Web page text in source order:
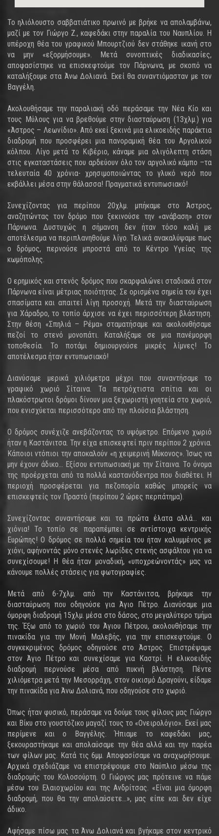
Το ηλιόλουστο σαββατιάτικο πρωινό με βρήκε να απολαμβάνω,
μαζί με τον Γιώργο Ζ., καφεδάκι στην παραλία του Ναυπλίου. Η
υπέροχη θέα του γραφικού Μπουρτζιού δεν στάθηκε ικανή στο
να μην «εξορμήσουμε». Μετά συνοπτικές διαδικασίες,
αποφασίστηκε να επισκεφτούμε τον Πάρνωνα, με σκοπό να
καταλήξουμε στα Άνω Δολιανά. Εκεί θα συναντιόμασταν με τον
Βαγγέλη.
Ακολουθήσαμε την παραλιακή οδό περάσαμε την Νέα Κίο και
τους Μύλους για να βρεθούμε στην διασταύρωση (13χλμ.) για
«Άστρος – Λεωνίδιο». Από εκεί ξεκινά μια ελικοειδής παράκτια
διαδρομή που προσφέρει μια πανοραμική θέα του Αργολικού
κόλπου. Λίγο μετά το Κιβέριο, κάναμε μια ολιγόλεπτη στάση
στις εγκαταστάσεις που αρδεύουν όλο τον αργολικό κάμπο –τα
τελευταία 40 χρόνια- χρησιμοποιώντας το γλυκό νερό που
εκβάλλει μέσα στην θάλασσα! Πραγματικά εντυπωσιακό!
Συνεχίζοντας για περίπου 20χλμ. μπήκαμε στο Άστρος,
αναζητώντας τον δρόμο που ξεκινούσε την «ανάβαση» στον
Πάρνωνα. Δυστυχώς η σήμανση δεν ήταν τόσο καλή με
αποτέλεσμα να περιπλανηθούμε λίγο. Τελικά ανακαλύψαμε πως
ο δρόμος, περνούσε μπροστά από το Κέντρο Υγείας της
κωμόπολης.
Ο ερημικός και στενός δρόμος που σκαρφαλώνει σταδιακά στον
Πάρνωνα είναι μέτριας ποιότητας. Σε ορισμένα σημεία του έχει
σπασίματα και απαιτεί λίγη προσοχή. Μετά την διασταύρωση
για Χάραδρο, το τοπίο άρχισε να έχει περισσότερη βλάστηση.
Στην θέση «Σπηλιά – Ρέμα» σταματήσαμε και ακολουθήσαμε
πεζοί το στενό μονοπάτι. Καταλήξαμε σε μια πανέμορφη
τοποθεσία. Το ποτάμι δημιουργούσε μικρές λίμνες! Το
αποτέλεσμα ήταν εντυπωσιακό!
Διανύσαμε μερικά χιλιόμετρα μέχρι που συναντήσαμε το
γραφικό χωριό Σίταινα. Τα πετρόχτιστα σπίτια και οι
πλακόστρωτοι δρόμοι δίνουν μια ξεχωριστή γοητεία στο χωριό,
που ενισχύεται περισσότερο από την πλούσια βλάστηση.
Ο δρόμος συνέχιζε ανεβάζοντας το υψόμετρο. Επόμενο χωριό
ήταν η Καστάνιτσα. Την είχα επισκεφτεί πριν περίπου 2 χρόνια.
Κάποιοι ντόπιοι την αποκαλούν «η χειμερινή Μύκονος». Ίσως να
μην έχουν άδικο… Εξίσου εντυπωσιακή με την Σίταινα. Το όνομα
της προέρχεται από τα πολλά καστανόδεντρα που διαθέτει. Η
περιοχή προσφέρεται για πεζοπορία καθώς μπορείς να
επισκεφτείς τον Πραστό (περίπου 2 ώρες περπάτημα).
Συνεχίζοντας συναντήσαμε και τα πρώτα έλατα αλλά… και
χιόνια! Το τοπίο σε παραπέμπει σε αντίστοιχα κεντρικής
Ευρώπης! Ο δρόμος σε πολλά σημεία του ήταν καλυμμένος με
χιόνι, αφήνοντάς μόνο στενές λωρίδες στενής ασφάλτου για να
συνεχίσουμε! Η θέα ήταν μοναδική, «υποχρεώνοντάς» μας να
κάνουμε πολλές στάσεις για φωτογραφίες.
Μετά από 6-7χλμ. από την Καστάνιτσα, βρήκαμε την
διασταύρωση που οδηγούσε για Άγιο Πέτρο. Διανύσαμε μια
όμορφη διαδρομή 15χλμ. μέσα στο δάσος, στο μεγαλύτερο τμήμα
της. Έξω από το χωριό του Άγιου Πέτρου, ακολουθήσαμε την
πινακίδα για την Μονή Μαλεβής, για την επισκεφτούμε. Ο
συγκεκριμένος δρόμος οδηγούσε στο Άστρος. Επιστρέψαμε
στον Άγιο Πέτρο και συνεχίσαμε για Καστρί. Η ελικοειδής
διαδρομή περνούσε μέσα από πυκνή βλάστηση. Πέντε
χιλιόμετρα μετά την Μεσορράχη, στον οικισμό Δραγούνι, είδαμε
την πινακίδα για Άνω Δολιανά, που οδηγούσε στο χωριό.
Όπως ήταν φυσικό, περάσαμε να δούμε τους φίλους μας Γιώργο
και Βίκυ στο γουστόζικο μαγαζί τους το «Ονειρολόγιο». Εκεί μας
περίμενε και ο Βαγγέλης. Ήπιαμε το καφεδάκι μας,
ξεκουραστήκαμε και απολαύσαμε την θέα αλλά και την παρέα
των φίλων μας. Κατά τις 6μμ. Αποφασίσαμε να αναχωρήσουμε.
Αρχικά σχεδιάζαμε να επιστρέψουμε στο Ναύπλιο μέσω της
διαδρομής του Κολοσούρτη. Ο Γιώργος μας πρότεινε να πάμε
μέσω του Ελαιοχωρίου και της Ανδρίτσας. «Είναι μια όμορφη
διαδρομή, που θα την απολαύσετε…», μας είπε και δεν είχε
άδικο.
Αφήσαμε πίσω μας τα Άνω Δολιανά και βγήκαμε στον κεντρικό